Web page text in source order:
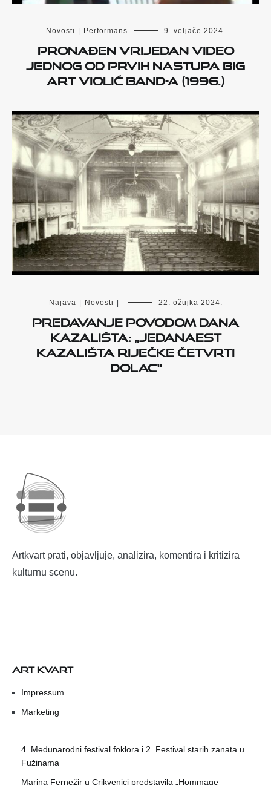
Novosti Performans 9. veljače 2024.
Pronađen vrijedan video
jednog od prvih nastupa Big
Art Violić Band-a (1996.)
Najava Novosti 22. ožujka 2024.
Predavanje povodom Dana
kazališta: „Jedanaest
kazališta riječke četvrti
Dolac“
Artkvart prati, objavljuje, analizira, komentira i kritizira
kulturnu scenu.
ART KVART
Impressum
Marketing
4. Međunarodni festival foklora i 2. Festival starih zanata u
Fužinama
Marina Fernežir u Crikvenici predstavila „Hommage